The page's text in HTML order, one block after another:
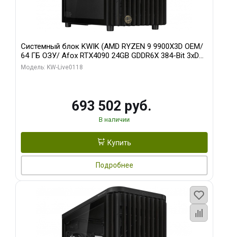
Системный блок KWIK (AMD RYZEN 9 9900X3D OEM/
64 ГБ ОЗУ/ Afox RTX4090 24GB GDDR6X 384-Bit 3xDP
HDMI ATX Turbo/ 960 ГБ SSD)
Модель: KW-Live0118
693 502 руб.
В наличии
Купить
Подробнее